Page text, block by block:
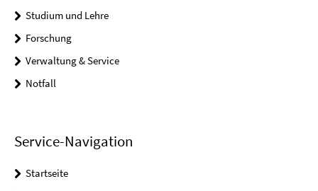
Studium und Lehre
Forschung
Verwaltung & Service
Notfall
Service-Navigation
Startseite